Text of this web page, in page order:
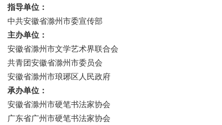
指导单位：
中共安徽省滁州市委宣传部
主办单位：
安徽省滁州市文学艺术界联合会
共青团安徽省滁州市委员会
安徽省滁州市琅琊区人民政府
承办单位：
安徽省滁州市硬笔书法家协会
广东省广州市硬笔书法家协会